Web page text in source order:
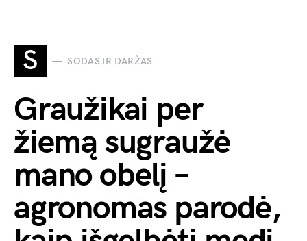
S SODAS IR DARŽAS
Graužikai per
žiemą sugraužė
mano obelį –
agronomas parodė,